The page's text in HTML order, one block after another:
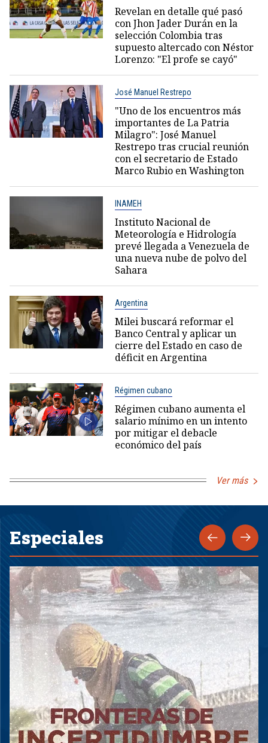
Revelan en detalle qué pasó
con Jhon Jader Durán en la
selección Colombia tras
supuesto altercado con Néstor
Lorenzo: "El profe se cayó"
José Manuel Restrepo
"Uno de los encuentros más
importantes de La Patria
Milagro": José Manuel
Restrepo tras crucial reunión
con el secretario de Estado
Marco Rubio en Washington
INAMEH
Instituto Nacional de
Meteorología e Hidrología
prevé llegada a Venezuela de
una nueva nube de polvo del
Sahara
Argentina
Milei buscará reformar el
Banco Central y aplicar un
cierre del Estado en caso de
déficit en Argentina
Régimen cubano
Régimen cubano aumenta el
salario mínimo en un intento
por mitigar el debacle
económico del país
Ver más
Especiales